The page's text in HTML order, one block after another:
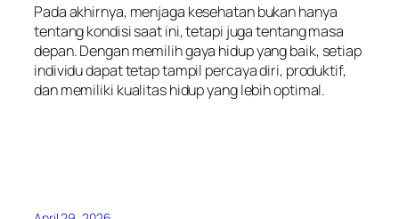
Pada akhirnya, menjaga kesehatan bukan hanya
tentang kondisi saat ini, tetapi juga tentang masa
depan. Dengan memilih gaya hidup yang baik, setiap
individu dapat tetap tampil percaya diri, produktif,
dan memiliki kualitas hidup yang lebih optimal.